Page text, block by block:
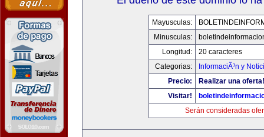
Mayusculas:
Minusculas:
Longitud:
20 caracteres
Categorias:
InformaciÃ³n y
Precio:
Realizar una oferta!
Visitar!
Serán consideradas